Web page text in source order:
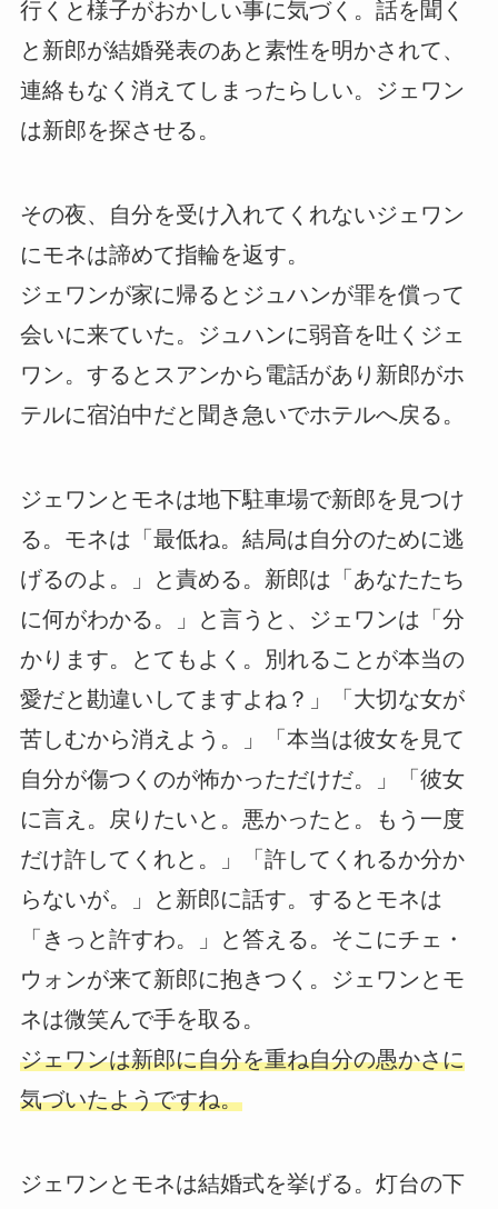
行くと様子がおかしい事に気づく。話を聞く
と新郎が結婚発表のあと素性を明かされて、
連絡もなく消えてしまったらしい。ジェワン
は新郎を探させる。
その夜、自分を受け入れてくれないジェワン
にモネは諦めて指輪を返す。
ジェワンが家に帰るとジュハンが罪を償って
会いに来ていた。ジュハンに弱音を吐くジェ
ワン。するとスアンから電話があり新郎がホ
テルに宿泊中だと聞き急いでホテルへ戻る。
ジェワンとモネは地下駐車場で新郎を見つけ
る。モネは「最低ね。結局は自分のために逃
げるのよ。」と責める。新郎は「あなたたち
に何がわかる。」と言うと、ジェワンは「分
かります。とてもよく。別れることが本当の
愛だと勘違いしてますよね？」「大切な女が
苦しむから消えよう。」「本当は彼女を見て
自分が傷つくのが怖かっただけだ。」「彼女
に言え。戻りたいと。悪かったと。もう一度
だけ許してくれと。」「許してくれるか分か
らないが。」と新郎に話す。するとモネは
「きっと許すわ。」と答える。そこにチェ・
ウォンが来て新郎に抱きつく。ジェワンとモ
ネは微笑んで手を取る。
ジェワンは新郎に自分を重ね自分の愚かさに
気づいたようですね。
ジェワンとモネは結婚式を挙げる。灯台の下